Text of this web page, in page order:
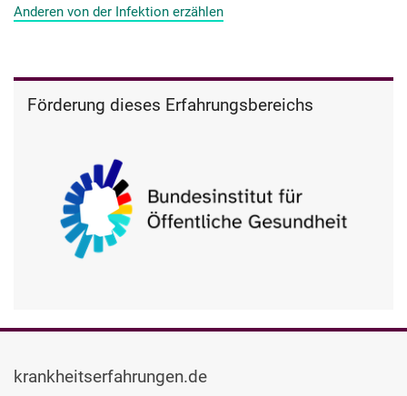
Anderen von der Infektion erzählen
Förderung dieses Erfahrungsbereichs
krankheitserfahrungen.de